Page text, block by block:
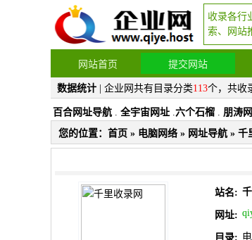
收录各行
索、网站
网站首页 提交网站
数据统计 | 企业网共有目录分类113个，共收
百合网址导航 . 全宇宙网址 .六个石榴 . 朋涛
您的位置： 首页 » 电脑网络 » 网址导航 » 千
站名:
网址:
目录: